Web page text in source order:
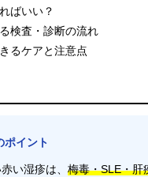
ばいい？
検査・診断の流れ
るケアと注意点
ポイント
い湿疹は、 梅毒・SLE・肝